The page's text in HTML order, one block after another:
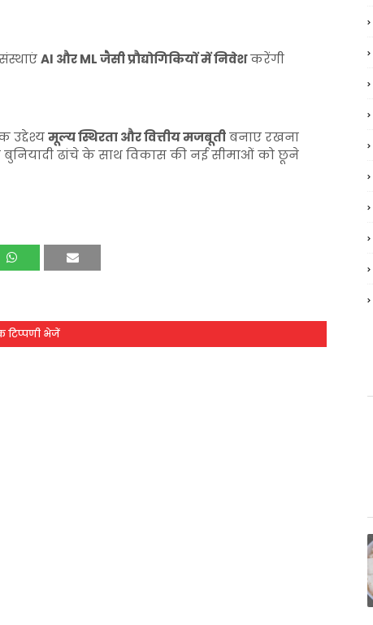
AI और ML जैसी प्रौद्योगिकियों में निवेशकरेंगी
उद्देश्यमूल्य स्थिरता और वित्तीय मजबूतीबनाए रखना
बुनियादी ढांचे के साथ विकास की नई सीमाओं को छूने
टिप्पणी भेजें